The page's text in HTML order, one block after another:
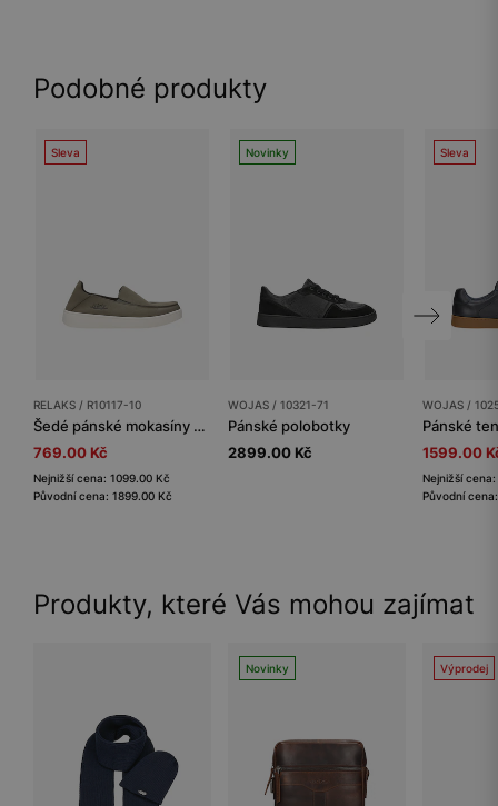
Podobné produkty
Sleva
RELAKS / R10117-10
Šedé pánské mokasíny z materiálu MicroPOLYtex
769.00 Kč
Nejnižší cena: 1099.00 Kč
Původní cena: 1899.00 Kč
Novinky
WOJAS / 10321-71
Pánské polobotky
2899.00 Kč
Sleva
WOJAS /
1599.00
Nejnižší
Původní
Produkty, které Vás mohou zajímat
Novinky Výprodej